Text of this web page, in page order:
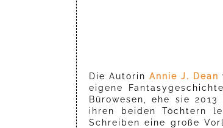
Die AutorinAnnie J. Dean
eigene
Bürowesen, ehe sie
ihren beiden Töchtern
Schreiben eine große